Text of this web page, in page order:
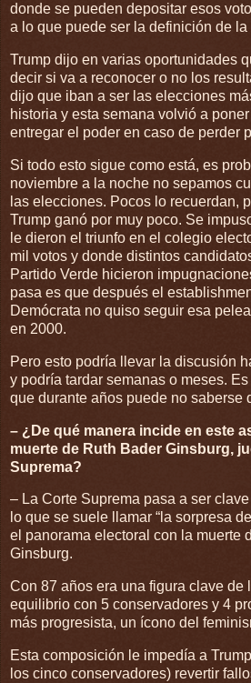
donde se pueden depositar esos
a lo que puede ser la definición de la
Trump dijo en varias oportunidades
decir si va a reconocer o no los
dijo que iban a ser las elecciones
historia y esta semana volvió a
entregar el poder en caso de perder
Si todo esto sigue como está, es
noviembre a la noche no sepamos
las elecciones. Pocos lo recuerdan,
Trump ganó por muy poco. Se
le dieron el triunfo en el colegio
mil votos y donde distintos
Partido Verde hicieron
pasa es que después el
Demócrata no quiso seguir esa
en 2000.
Pero esto podría llevar la discusión
y podría tardar semanas o meses.
que durante años puede no saberse
– ¿De qué manera incide en este
muerte de Ruth Bader Ginsburg,
Suprema?
– La Corte Suprema pasa a ser
lo que se suele llamar “la sorpresa
el panorama electoral con la muerte
Ginsburg.
Con 87 años era una figura clave de
equilibrio con 5 conservadores y 4
más progresista, un ícono del
Esta composición le impedía a
los cinco conservadores) revertir